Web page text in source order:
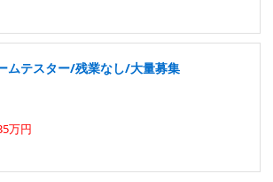
ムテスター/残業なし/大量募集
万円